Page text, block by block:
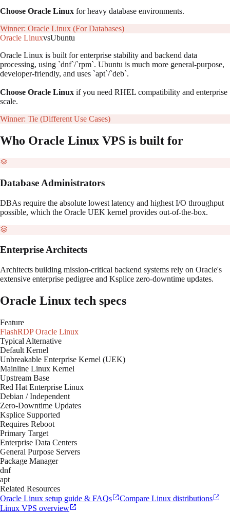
Choose Oracle Linux for heavy database environments.
Winner: Oracle Linux (For Databases)
Oracle LinuxvsUbuntu
Oracle Linux is built for enterprise stability and backend data
processing, using `dnf`/`rpm`. Ubuntu is much more general-purpose,
developer-friendly, and uses `apt`/`deb`.
Choose Oracle Linux if you need RHEL compatibility and enterprise
scale.
Winner: Tie (Different Use Cases)
Who Oracle Linux VPS is built for
Database Administrators
DBAs require the absolute lowest latency and highest I/O throughput
possible, which the Oracle UEK kernel provides out-of-the-box.
Enterprise Architects
Architects building mission-critical backend systems rely on Oracle's
extensive enterprise pedigree and Ksplice zero-downtime updates.
Oracle Linux tech specs
Feature
FlashRDPOracle Linux
Typical Alternative
Default Kernel
Unbreakable Enterprise Kernel (UEK)
Mainline Linux Kernel
Upstream Base
Red Hat Enterprise Linux
Debian / Independent
Zero-Downtime Updates
Ksplice Supported
Requires Reboot
Primary Target
Enterprise Data Centers
General Purpose Servers
Package Manager
dnf
apt
Related Resources
Oracle Linux setup guide & FAQs
Compare Linux distributions
Linux VPS overview